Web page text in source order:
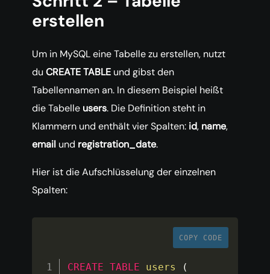
erstellen
Um in MySQL eine Tabelle zu erstellen, nutzt
du CREATE TABLE und gibst den
Tabellennamen an. In diesem Beispiel heißt
die Tabelle users. Die Definition steht in
Klammern und enthält vier Spalten: id, name,
email und registration_date.
Hier ist die Aufschlüsselung der einzelnen
Spalten:
COPY CODE
CREATE TABLE users
(